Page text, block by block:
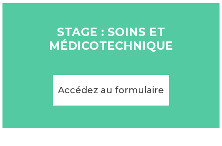
STAGE : SOINS ET
MÉDICOTECHNIQUE
Accédez au formulaire